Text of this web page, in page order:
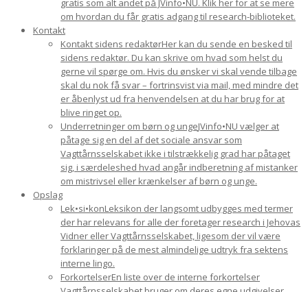
gratis som alt andet på JVinfo•NU. Klik her for at se mere
om hvordan du får gratis adgang til research-biblioteket.
Kontakt
Kontakt sidens redaktørHer kan du sende en besked til
sidens redaktør. Du kan skrive om hvad som helst du
gerne vil spørge om. Hvis du ønsker vi skal vende tilbage
skal du nok få svar – fortrinsvist via mail, med mindre det
er åbenlyst ud fra henvendelsen at du har brug for at
blive ringet op.
Underretninger om børn og ungeJVinfo•NU vælger at
påtage sig en del af det sociale ansvar som
Vagttårnsselskabet ikke i tilstrækkelig grad har påtaget
sig, i særdeleshed hvad angår indberetning af mistanker
om mistrivsel eller krænkelser af børn og unge.
Opslag
Lek•si•konLeksikon der langsomt udbygges med termer
der har relevans for alle der foretager research i Jehovas
Vidner eller Vagttårnsselskabet, ligesom der vil være
forklaringer på de mest almindelige udtryk fra sektens
interne lingo.
ForkortelserEn liste over de interne forkortelser